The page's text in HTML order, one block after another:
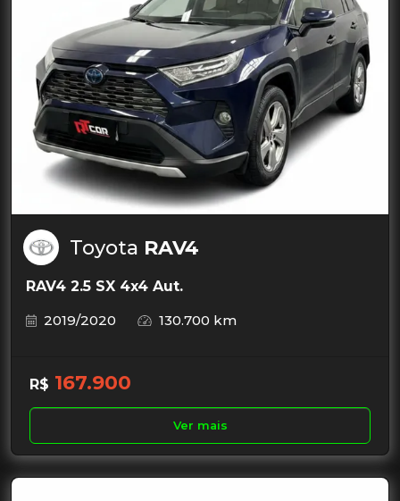
Toyota RAV4
RAV4 2.5 SX 4x4 Aut.
2019/2020
130.700 km
R$ 167.900
Ver mais